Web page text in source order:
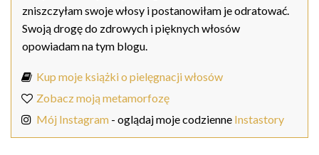
zniszczyłam swoje włosy i postanowiłam je odratować.
Swoją drogę do zdrowych i pięknych włosów
opowiadam na tym blogu.
Kup moje książki o pielęgnacji włosów
Zobacz moją metamorfozę
Mój Instagram - oglądaj moje codzienne Instastory